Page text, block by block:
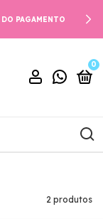
PAGAMENTO
0
2 produtos